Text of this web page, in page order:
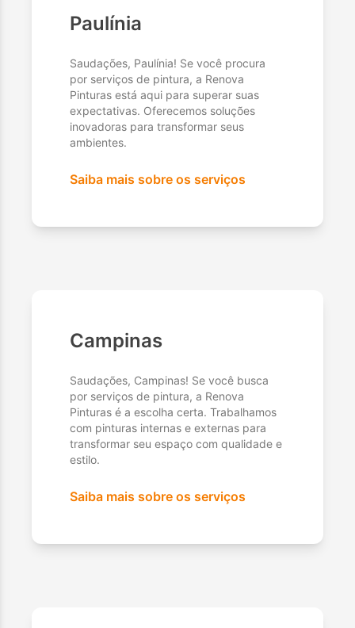
Paulínia
Saudações, Paulínia! Se você procura
por serviços de pintura, a Renova
Pinturas está aqui para superar suas
expectativas. Oferecemos soluções
inovadoras para transformar seus
ambientes.
Saiba mais sobre os serviços
Campinas
Saudações, Campinas! Se você busca
por serviços de pintura, a Renova
Pinturas é a escolha certa. Trabalhamos
com pinturas internas e externas para
transformar seu espaço com qualidade e
estilo.
Saiba mais sobre os serviços